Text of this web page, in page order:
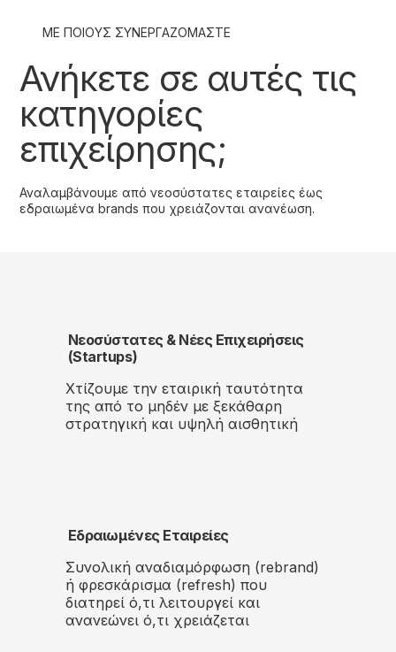
ΜΕ ΠΟΙΟΥΣ ΣΥΝΕΡΓΑΖΟΜΑΣΤΕ
Ανήκετε σε αυτές τις
κατηγορίες
επιχείρησης;
Αναλαμβάνουμε από νεοσύστατες εταιρείες έως
εδραιωμένα brands που χρειάζονται ανανέωση.
Νεοσύστατες & Νέες Επιχειρήσεις
(Startups)
Χτίζουμε την εταιρική ταυτότητα
της από το μηδέν με ξεκάθαρη
στρατηγική και υψηλή αισθητική
Εδραιωμένες Εταιρείες
Συνολική αναδιαμόρφωση (rebrand)
ή φρεσκάρισμα (refresh) που
διατηρεί ό,τι λειτουργεί και
ανανεώνει ό,τι χρειάζεται